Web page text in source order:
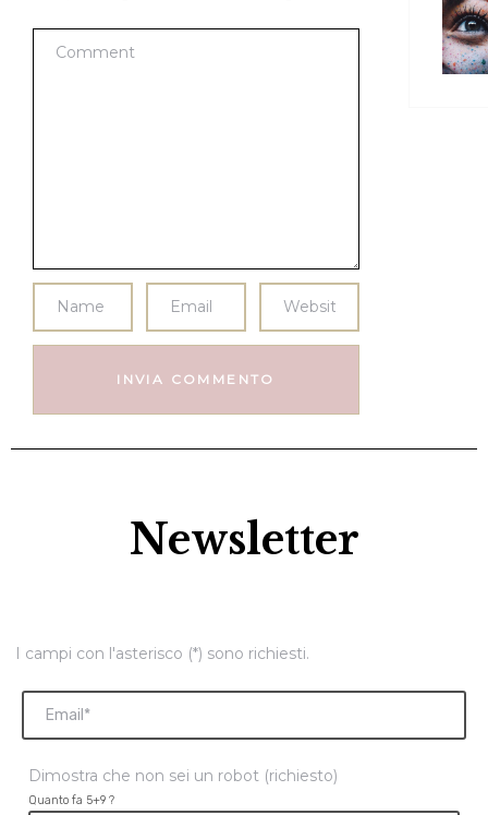
Newsletter
I campi con l'asterisco (*) sono richiesti.
Dimostra che non sei un robot (richiesto)
Quanto fa 5+9 ?